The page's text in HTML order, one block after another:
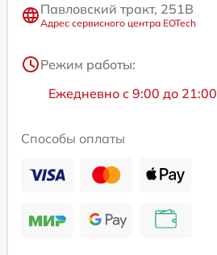
Павловский тракт, 251В
Адрес сервисного центра EOTech
Режим работы:
Ежедневно с 9:00 до 21:00
Способы оплаты